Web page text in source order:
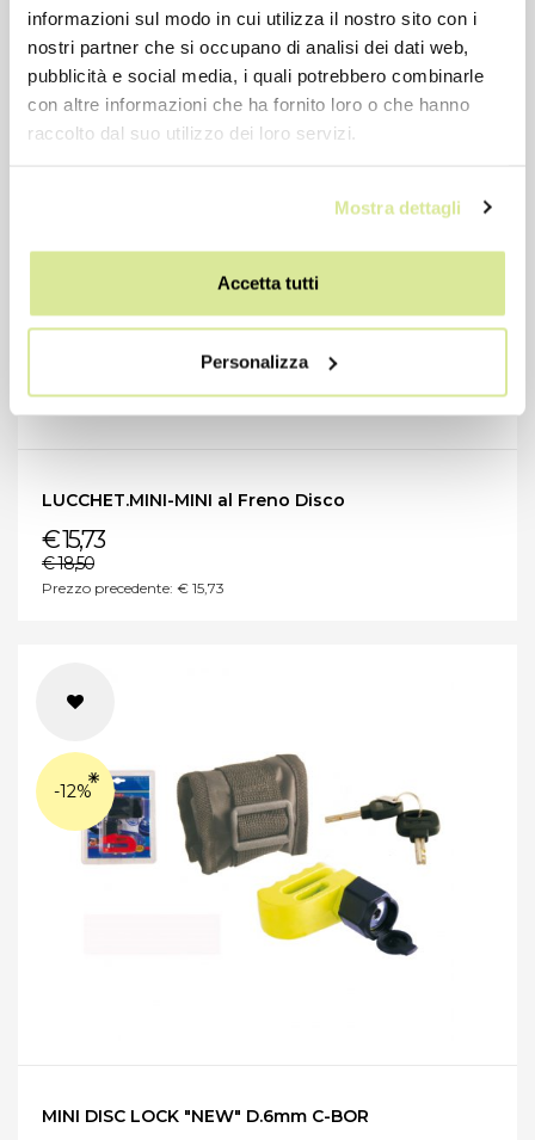
informazioni sul modo in cui utilizza il nostro sito con i
nostri partner che si occupano di analisi dei dati web,
pubblicità e social media, i quali potrebbero combinarle
con altre informazioni che ha fornito loro o che hanno
raccolto dal suo utilizzo dei loro servizi.
Mostra dettagli
Accetta tutti
Personalizza
LUCCHET.MINI-MINI al Freno Disco
€ 15,73
€ 18,50
Prezzo precedente: € 15,73
-12%
MINI DISC LOCK "NEW" D.6mm C-BOR